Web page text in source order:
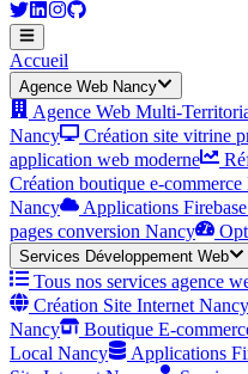
Accueil
Agence Web Nancy
Agence Web Multi-
Nancy
Création site vitrine
application web moderne
Création boutique e-
Nancy
Applications
pages conversion Nancy
Services Développement Web
Tous nos services agence
Création Site Internet Nancy
Nancy
Boutique E-
Local Nancy
Applications